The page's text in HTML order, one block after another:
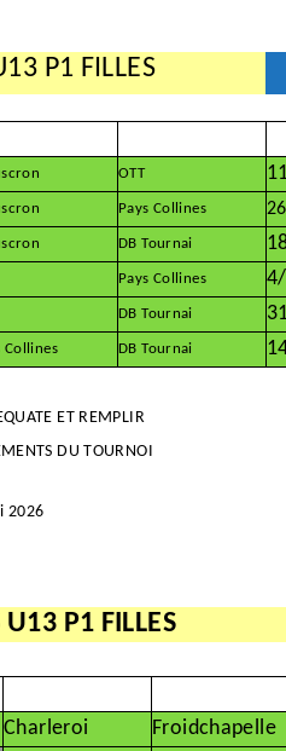
P1 FILLES
OTT
Pays Collines
DB Tournai
Pays Collines
DB Tournai
Collines DB Tournai
ET REMPLIR
DU TOURNOI
2026
P1 FILLES
Charleroi
Froidchapelle